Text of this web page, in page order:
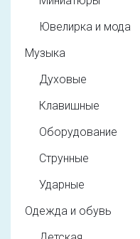
Ювелирка и мода
Музыка
Духовые
Клавишные
Оборудование
Струнные
Ударные
Одежда и обувь